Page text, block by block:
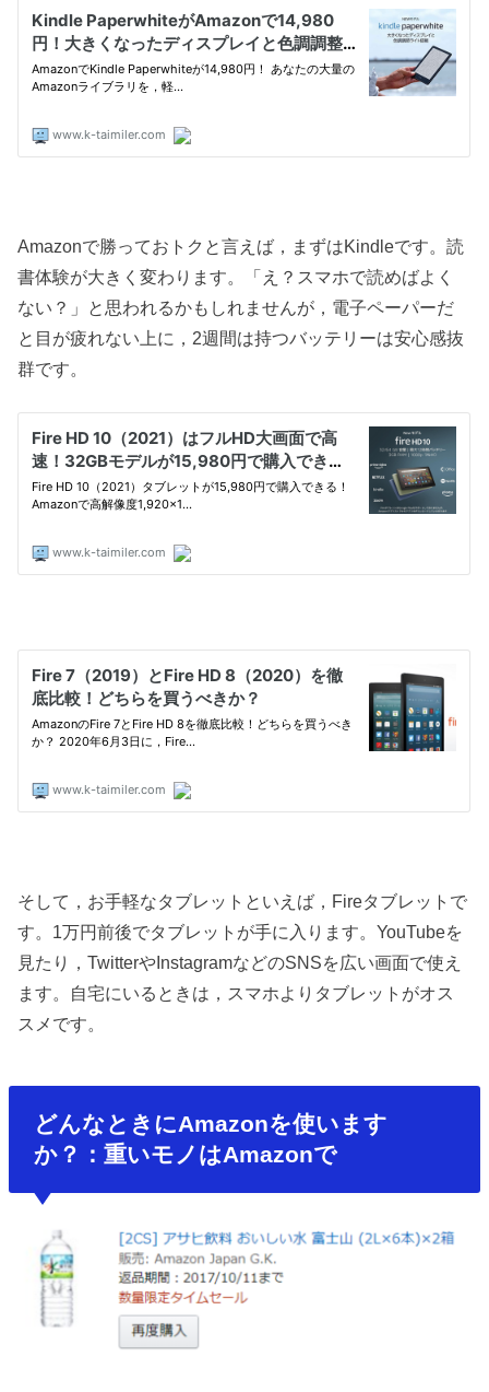
Amazonで勝っておトクと言えば，まずはKindleです。読
書体験が大きく変わります。「え？スマホで読めばよく
ない？」と思われるかもしれませんが，電子ペーパーだ
と目が疲れない上に，2週間は持つバッテリーは安心感抜
群です。
そして，お手軽なタブレットといえば，Fireタブレットで
す。1万円前後でタブレットが手に入ります。YouTubeを
見たり，TwitterやInstagramなどのSNSを広い画面で使え
ます。自宅にいるときは，スマホよりタブレットがオス
スメです。
どんなときにAmazonを使います
か？：重いモノはAmazonで